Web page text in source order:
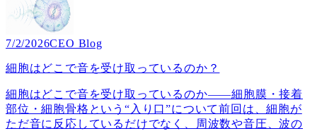
7/2/2026CEO Blog
細胞はどこで音を受け取っているのか？
細胞はどこで音を受け取っているのか――細胞膜・接着
部位・細胞骨格という“入り口”について前回は、細胞が
ただ音に反応しているだけでなく、周波数や音圧、波の